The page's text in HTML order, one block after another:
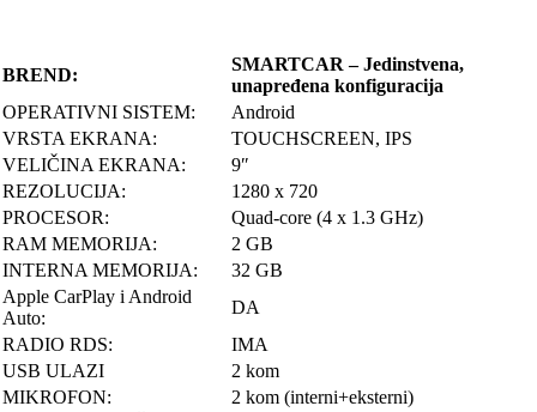
BREND:
SMARTCAR – Jedinstvena,
unapređena konfiguracija
OPERATIVNI SISTEM:
Android
VRSTA EKRANA:
TOUCHSCREEN, IPS
VELIČINA EKRANA:
9″
REZOLUCIJA:
1280 x 720
PROCESOR:
Quad-core (4 x 1.3 GHz)
RAM MEMORIJA:
2 GB
INTERNA MEMORIJA:
32 GB
Apple CarPlay i Android
Auto:
DA
RADIO RDS:
IMA
USB ULAZI
2 kom
MIKROFON:
2 kom (interni+eksterni)